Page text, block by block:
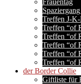
Frauentag
Treffen J-
Treffen “of
Treffen “of
Treffen “of
Treffen “of
Treffen “of
der Border Collie
Giftliste für